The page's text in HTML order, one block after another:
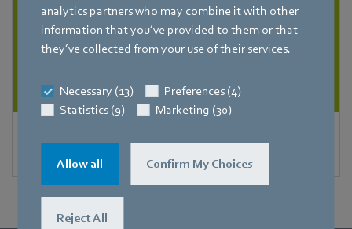
analytics partners who may combine it with other
information that you’ve provided to them or that
they’ve collected from your use of their services.
Necessary (13)
Preferences (4)
Statistics (9)
Marketing (30)
Allow all Confirm My Choices
Reject All